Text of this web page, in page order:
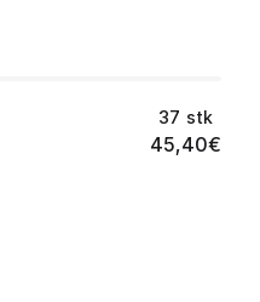
37 stk
45,40€